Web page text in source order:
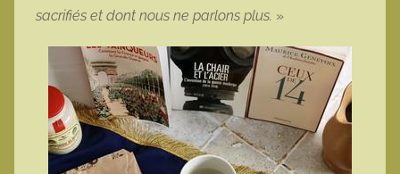
sacrifiés et dont nous ne parlons plus. »